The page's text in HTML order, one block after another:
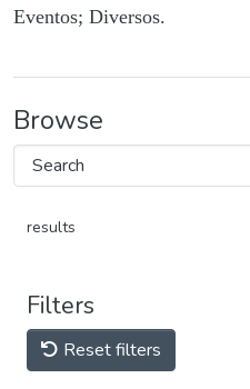
Eventos; Diversos.
Browse
results
Filters
Reset filters